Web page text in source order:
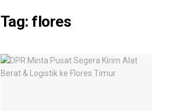
Tag: flores